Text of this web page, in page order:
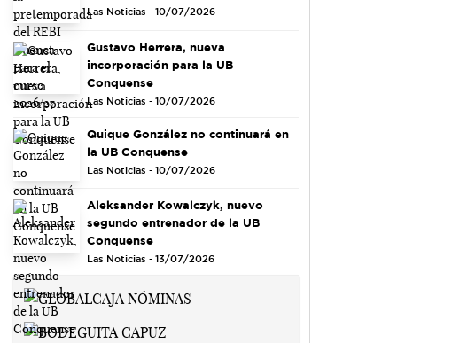
Las Noticias - 10/07/2026
Gustavo Herrera, nueva
incorporación para la UB
Conquense
Las Noticias - 10/07/2026
Quique González no continuará en
la UB Conquense
Las Noticias - 10/07/2026
Aleksander Kowalczyk, nuevo
segundo entrenador de la UB
Conquense
Las Noticias - 13/07/2026